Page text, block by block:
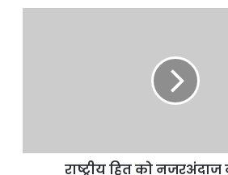
I4C का नया मॉडल
ने
राष्ट्रीय हित को